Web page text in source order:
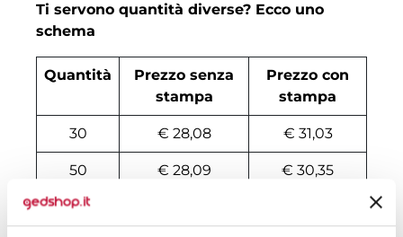
Ti servono quantità diverse? Ecco uno
schema
Quantità
Prezzo senza
stampa
Prezzo con
stampa
30 € 28,08 € 31,03
50 € 28,09 € 30,35
100